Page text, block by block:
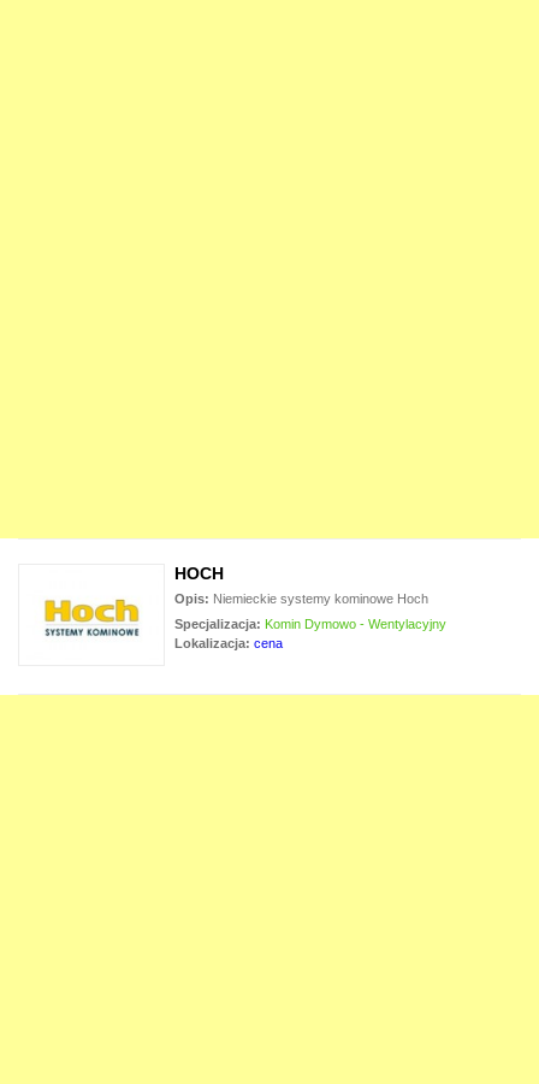
HOCH
Opis: Niemieckie systemy kominowe Hoch
Specjalizacja: Komin Dymowo - Wentylacyjny
Lokalizacja: cena